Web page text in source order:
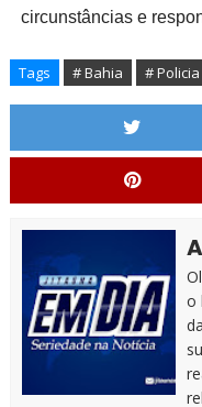
circunstâncias e
Tags # Bahia # Policia
o